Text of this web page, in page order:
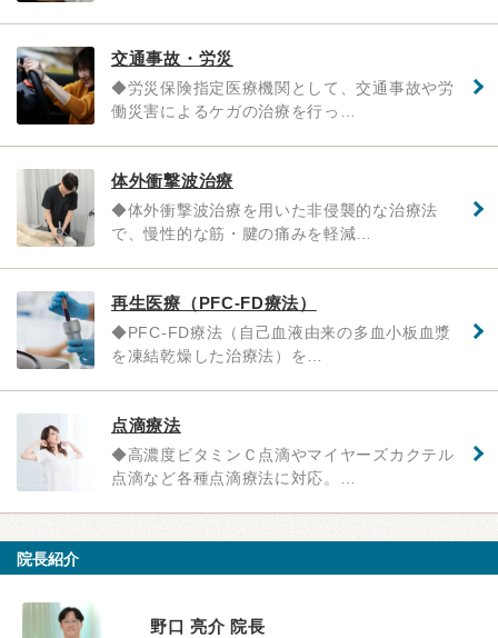
交通事故・労災
◆労災保険指定医療機関として、交通事故や労
働災害によるケガの治療を行っ…
体外衝撃波治療
◆体外衝撃波治療を用いた非侵襲的な治療法
で、慢性的な筋・腱の痛みを軽減…
再生医療（PFC-FD療法）
◆PFC-FD療法（自己血液由来の多血小板血漿
を凍結乾燥した治療法）を…
点滴療法
◆高濃度ビタミンＣ点滴やマイヤーズカクテル
点滴など各種点滴療法に対応。…
院長紹介
野口 亮介 院長